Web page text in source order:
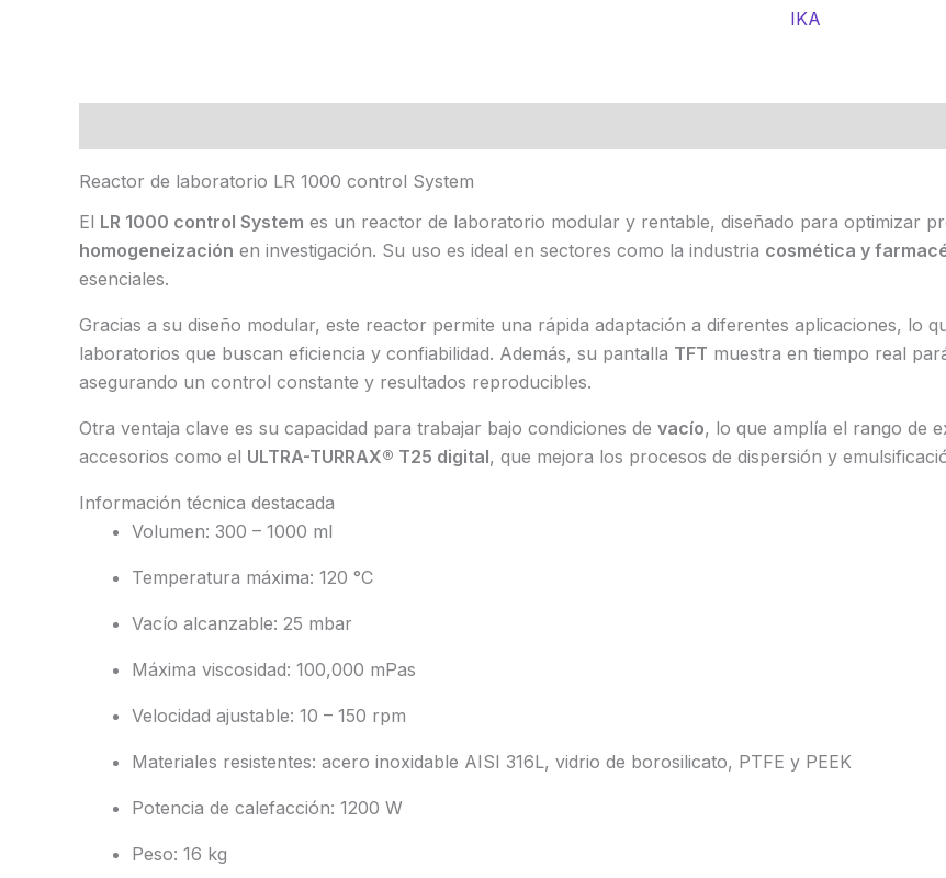
IKA
Reactor de laboratorio LR 1000 control System
El LR 1000 control System es un reactor de laboratorio modular y rentable, diseñado para optimizar
homogeneización en investigación. Su uso es ideal en sectores como la industria cosmética y
esenciales.
Gracias a su diseño modular, este reactor permite una rápida adaptación a diferentes aplicaciones, lo
laboratorios que buscan eficiencia y confiabilidad. Además, su pantalla TFT muestra en tiempo real
asegurando un control constante y resultados reproducibles.
Otra ventaja clave es su capacidad para trabajar bajo condiciones de vacío, lo que amplía el rango de
accesorios como el ULTRA-TURRAX® T25 digital, que mejora los procesos de dispersión y
Información técnica destacada
Volumen: 300 – 1000 ml
Temperatura máxima: 120 °C
Vacío alcanzable: 25 mbar
Máxima viscosidad: 100,000 mPas
Velocidad ajustable: 10 – 150 rpm
Materiales resistentes: acero inoxidable AISI 316L, vidrio de borosilicato, PTFE y PEEK
Potencia de calefacción: 1200 W
Peso: 16 kg